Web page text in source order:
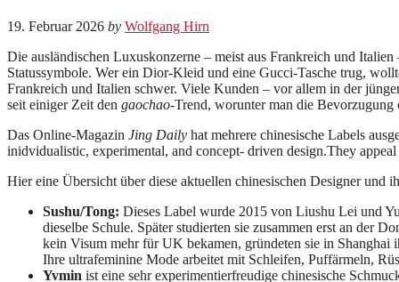
19. Februar 2026 by Wolfgang Hirn
Die ausländischen Luxuskonzerne – meist aus Frankreich und
Statussymbole. Wer ein Dior-Kleid und eine Gucci-Tasche trug,
Frankreich und Italien schwer. Viele Kunden – vor allem in der
seit einiger Zeit den gaochao-Trend, worunter man die Bevorzugung
Das Online-Magazin Jing Daily hat mehrere chinesische Labels
inidvidualistic, experimental, and concept- driven design.They
Hier eine Übersicht über diese aktuellen chinesischen Designer und
Sushu/Tong: Dieses Label wurde 2015 von Liushu Lei und
dieselbe Schule. Später studierten sie zusammen erst an der
kein Visum mehr für UK bekamen, gründeten sie in Shanghai
Ihre ultrafeminine Mode arbeitet mit Schleifen, Puffärmeln,
Yvmin ist eine sehr experimentierfreudige chinesische